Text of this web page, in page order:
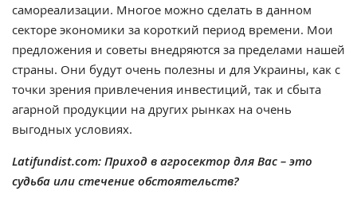
самореализации. Многое можно сделать в данном
секторе экономики за короткий период времени. Мои
предложения и советы внедряются за пределами нашей
страны. Они будут очень полезны и для Украины, как с
точки зрения привлечения инвестиций, так и сбыта
агарной продукции на других рынках на очень
выгодных условиях.
Latifundist.com: Приход в агросектор для Вас – это
судьба или стечение обстоятельств?